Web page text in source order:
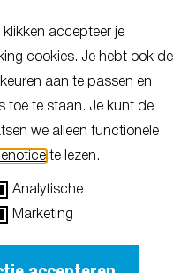
accepteer je
cookies. Je hebt ook de
aan te passen en
toe te staan. Je kunt de
we alleen functionele
te lezen.
Analytische
Marketing